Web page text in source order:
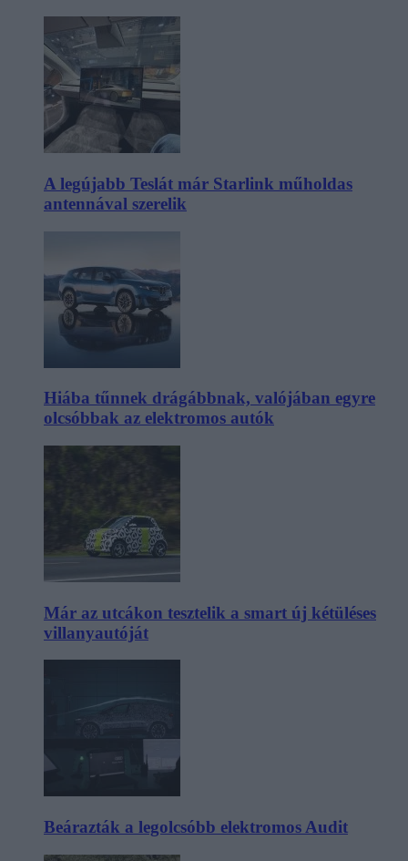
A legújabb Teslát már Starlink műholdas
antennával szerelik
Hiába tűnnek drágábbnak, valójában egyre
olcsóbbak az elektromos autók
Már az utcákon tesztelik a smart új kétüléses
villanyautóját
Beárazták a legolcsóbb elektromos Audit